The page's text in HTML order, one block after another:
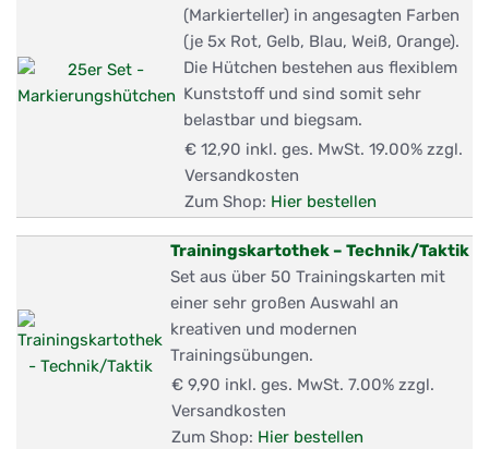
(Markierteller) in angesagten Farben
(je 5x Rot, Gelb, Blau, Weiß, Orange).
Die Hütchen bestehen aus flexiblem
Kunststoff und sind somit sehr
belastbar und biegsam.
€ 12,90 inkl. ges. MwSt. 19.00% zzgl.
Versandkosten
Zum Shop: Hier bestellen
Trainingskartothek – Technik/Taktik
Set aus über 50 Trainingskarten mit
einer sehr großen Auswahl an
kreativen und modernen
Trainingsübungen.
€ 9,90 inkl. ges. MwSt. 7.00% zzgl.
Versandkosten
Zum Shop: Hier bestellen